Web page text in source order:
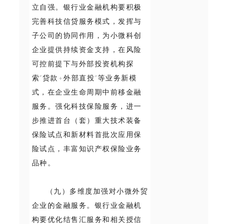
立自强。银行业金融机构要积极
完善科技信贷服务模式，发挥与
子公司的协同作用，为小微科创
企业提供持续资金支持，在风险
可控前提下与外部投资机构探
索“贷款+外部直投”等业务新模
式，在企业生命周期中前移金融
服务。强化科技保险服务，进一
步推进首台（套）重大技术装备
保险试点和新材料首批次应用保
险试点，丰富知识产权保险业务
品种。
（九）多维度加强对小微外贸
企业的金融服务。银行业金融机
构要优化结售汇服务和相关授信